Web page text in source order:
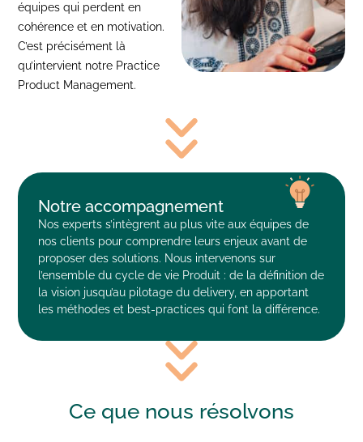
équipes qui perdent en
cohérence et en motivation.
C’est précisément là
qu’intervient notre Practice
Product Management.
Notre accompagnement
Nos experts s’intègrent au plus vite aux équipes de
nos clients pour comprendre leurs enjeux avant de
proposer des solutions. Nous intervenons sur
l’ensemble du cycle de vie Produit : de la définition de
la vision jusqu’au pilotage du delivery, en apportant
les méthodes et best-practices qui font la différence.
Ce que nous résolvons